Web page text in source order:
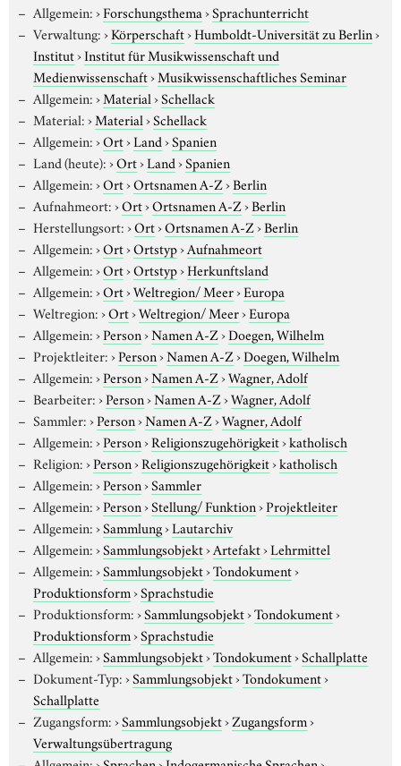
Allgemein:›Forschungsthema›Sprachunterricht
Verwaltung:›Körperschaft›Humboldt-Universität zu Berlin›
Institut›Institut für Musikwissenschaft und
Medienwissenschaft›Musikwissenschaftliches Seminar
Allgemein:›Material›Schellack
Material:›Material›Schellack
Allgemein:›Ort›Land›Spanien
Land (heute):›Ort›Land›Spanien
Allgemein:›Ort›Ortsnamen A-Z›Berlin
Aufnahmeort:›Ort›Ortsnamen A-Z›Berlin
Herstellungsort:›Ort›Ortsnamen A-Z›Berlin
Allgemein:›Ort›Ortstyp›Aufnahmeort
Allgemein:›Ort›Ortstyp›Herkunftsland
Allgemein:›Ort›Weltregion/ Meer›Europa
Weltregion:›Ort›Weltregion/ Meer›Europa
Allgemein:›Person›Namen A-Z›Doegen, Wilhelm
Projektleiter:›Person›Namen A-Z›Doegen, Wilhelm
Allgemein:›Person›Namen A-Z›Wagner, Adolf
Bearbeiter:›Person›Namen A-Z›Wagner, Adolf
Sammler:›Person›Namen A-Z›Wagner, Adolf
Allgemein:›Person›Religionszugehörigkeit›katholisch
Religion:›Person›Religionszugehörigkeit›katholisch
Allgemein:›Person›Sammler
Allgemein:›Person›Stellung/ Funktion›Projektleiter
Allgemein:›Sammlung›Lautarchiv
Allgemein:›Sammlungsobjekt›Artefakt›Lehrmittel
Allgemein:›Sammlungsobjekt›Tondokument›
Produktionsform›Sprachstudie
Produktionsform:›Sammlungsobjekt›Tondokument›
Produktionsform›Sprachstudie
Allgemein:›Sammlungsobjekt›Tondokument›Schallplatte
Dokument-Typ:›Sammlungsobjekt›Tondokument›
Schallplatte
Zugangsform:›Sammlungsobjekt›Zugangsform›
Verwaltungsübertragung